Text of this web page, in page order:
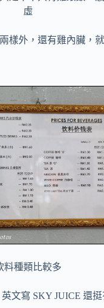
虛
樣外，還有雞內臟，
料種類比較多
文寫 SKY JUICE 還挺